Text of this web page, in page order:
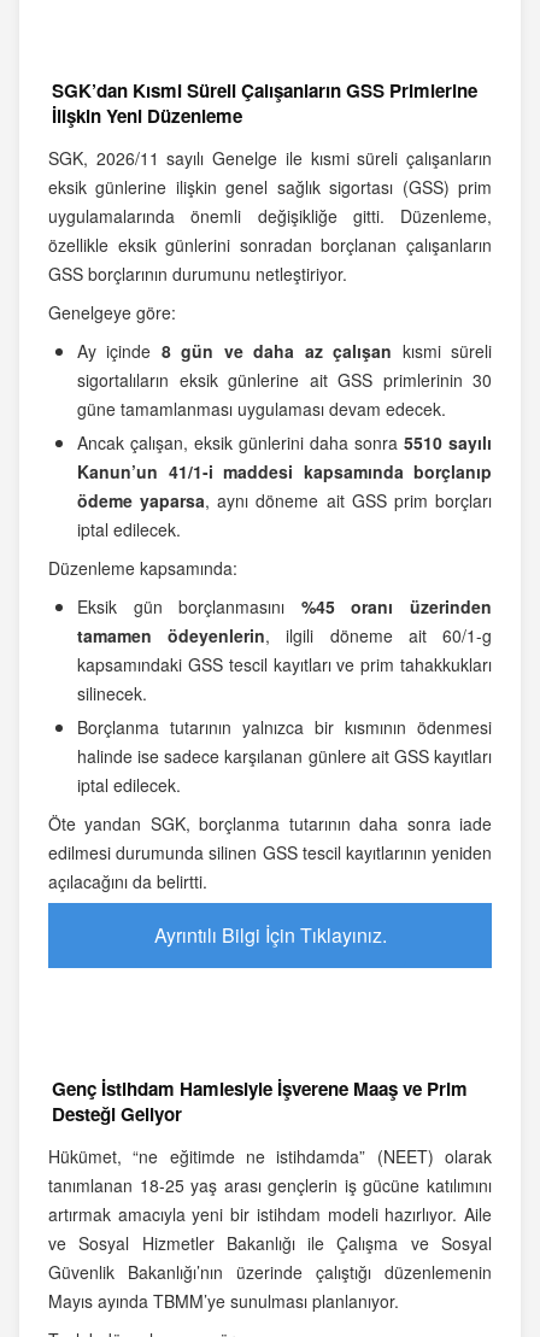
SGK’dan Kısmi Süreli Çalışanların GSS Primlerine
İlişkin Yeni Düzenleme
SGK, 2026/11 sayılı Genelge ile kısmi süreli çalışanların
eksik günlerine ilişkin genel sağlık sigortası (GSS) prim
uygulamalarında önemli değişikliğe gitti. Düzenleme,
özellikle eksik günlerini sonradan borçlanan çalışanların
GSS borçlarının durumunu netleştiriyor.
Genelgeye göre:
Ay içinde 8 gün ve daha az çalışan kısmi süreli
sigortalıların eksik günlerine ait GSS primlerinin 30
güne tamamlanması uygulaması devam edecek.
Ancak çalışan, eksik günlerini daha sonra 5510 sayılı
Kanun’un 41/1-i maddesi kapsamında borçlanıp
ödeme yaparsa, aynı döneme ait GSS prim borçları
iptal edilecek.
Düzenleme kapsamında:
Eksik gün borçlanmasını %45 oranı üzerinden
tamamen ödeyenlerin, ilgili döneme ait 60/1-g
kapsamındaki GSS tescil kayıtları ve prim tahakkukları
silinecek.
Borçlanma tutarının yalnızca bir kısmının ödenmesi
halinde ise sadece karşılanan günlere ait GSS kayıtları
iptal edilecek.
Öte yandan SGK, borçlanma tutarının daha sonra iade
edilmesi durumunda silinen GSS tescil kayıtlarının yeniden
açılacağını da belirtti.
Ayrıntılı Bilgi İçin Tıklayınız.
Genç İstihdam Hamlesiyle İşverene Maaş ve Prim
Desteği Geliyor
Hükümet, “ne eğitimde ne istihdamda” (NEET) olarak
tanımlanan 18-25 yaş arası gençlerin iş gücüne katılımını
artırmak amacıyla yeni bir istihdam modeli hazırlıyor. Aile
ve Sosyal Hizmetler Bakanlığı ile Çalışma ve Sosyal
Güvenlik Bakanlığı’nın üzerinde çalıştığı düzenlemenin
Mayıs ayında TBMM’ye sunulması planlanıyor.